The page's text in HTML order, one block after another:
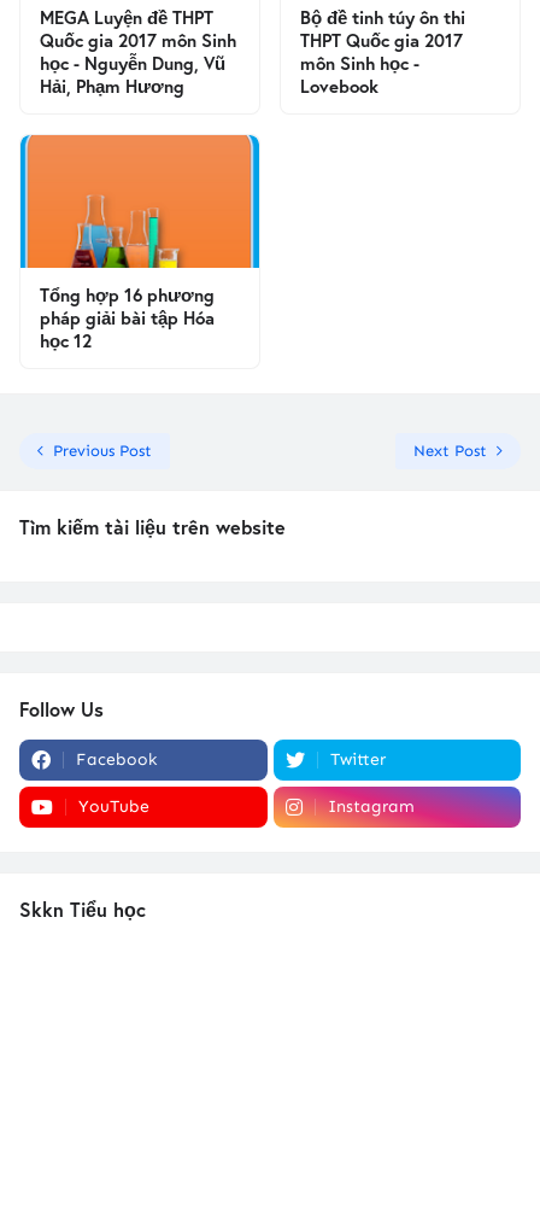
MEGA Luyện đề THPT
Quốc gia 2017 môn Sinh
học - Nguyễn Dung, Vũ
Hải, Phạm Hương
Bộ đề tinh túy ôn thi
THPT Quốc gia 2017
môn Sinh học -
Lovebook
Tổng hợp 16 phương
pháp giải bài tập Hóa
học 12
Previous Post Next Post
Tìm kiếm tài liệu trên website
Follow Us
Facebook Twitter
YouTube Instagram
Skkn Tiểu học